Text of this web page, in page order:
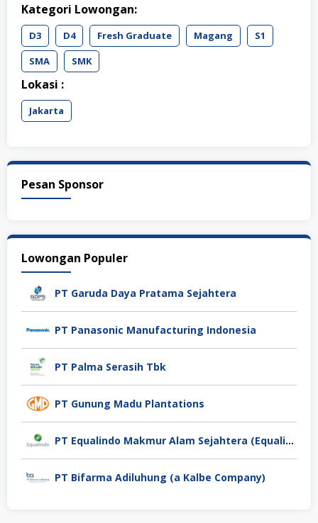
Kategori Lowongan:
D3 D4 Fresh Graduate Magang
S1
SMA
SMK
Lokasi :
Jakarta
Pesan Sponsor
Lowongan Populer
PT Garuda Daya Pratama Sejahtera
PT Panasonic Manufacturing Indonesia
PT Palma Serasih Tbk
PT Gunung Madu Plantations
PT Equalindo Makmur Alam Sejahtera (Equalindo Group)
PT Bifarma Adiluhung (a Kalbe Company)